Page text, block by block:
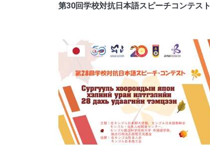
第30回学校対抗日本語スピーチコンテスト